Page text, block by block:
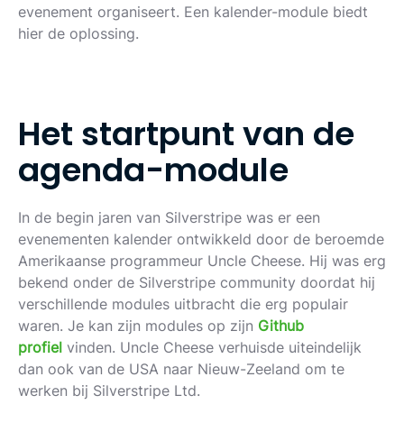
evenement organiseert. Een kalender-module biedt
hier de oplossing.
Het startpuntvan de
agenda-module
In de begin jaren van Silverstripe was er een
evenementen kalender ontwikkeld door de beroemde
Amerikaanse programmeur Uncle Cheese. Hij was erg
bekend onder de Silverstripe community doordat hij
verschillende modules uitbracht die erg populair
waren. Je kan zijn modules op zijn Github
profiel vinden. Uncle Cheese verhuisde uiteindelijk
dan ook van de USA naar Nieuw-Zeeland om te
werken bij Silverstripe Ltd.